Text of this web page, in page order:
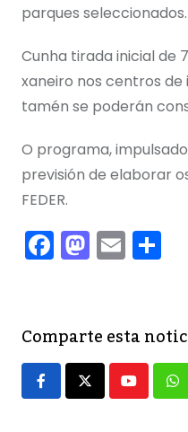
parques seleccionados.
Cunha tirada inicial de
xaneiro nos centros
tamén se poderán
O programa,
previsión de elaborar
FEDER.
F
a
e
b
o
M
a
o
d
o
E
m
l p
tir
Comparte esta
Youtube